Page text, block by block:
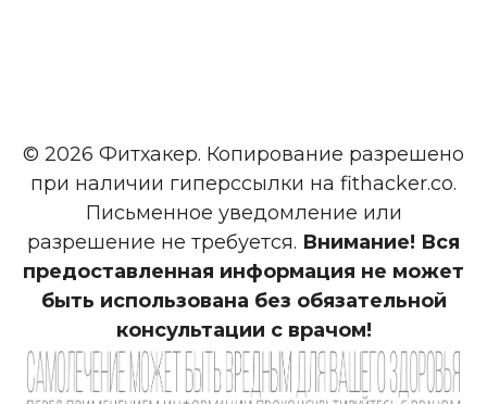
© 2026 Фитхакер. Копирование разрешено
при наличии гиперссылки на fithacker.co.
Письменное уведомление или
разрешение не требуется. Внимание! Вся
предоставленная информация не может
быть использована без обязательной
консультации с врачом!